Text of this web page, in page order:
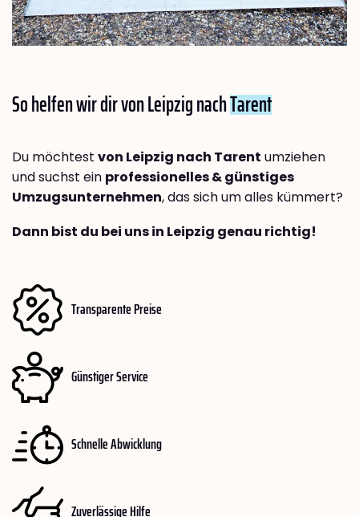
So helfen wir dir von Leipzig nachTarent
Du möchtest von Leipzig nach Tarent umziehen
und suchst ein professionelles & günstiges
Umzugsunternehmen, das sich um alles kümmert?
Dann bist du bei uns in Leipzig genau richtig!
Transparente Preise
Günstiger Service
Schnelle Abwicklung
Zuverlässige Hilfe